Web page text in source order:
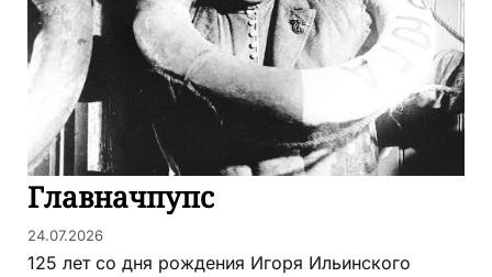
Главначпупс
24.07.2026
125 лет со дня рождения Игоря Ильинского